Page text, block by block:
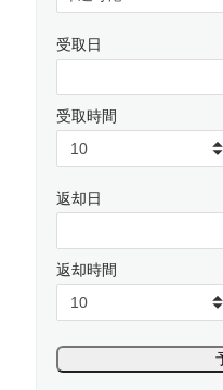
受取日
受取時間
返却日
返却時間